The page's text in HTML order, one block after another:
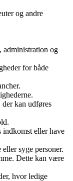
og andre
administration og
for både
kan udføres
indkomst eller have
syge personer.
Dette kan være
hvor ledige